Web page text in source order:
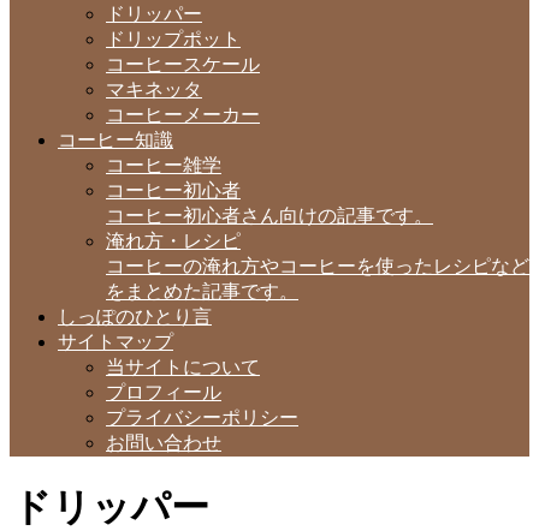
ドリッパー
ドリップポット
コーヒースケール
マキネッタ
コーヒーメーカー
コーヒー知識
コーヒー雑学
コーヒー初心者
コーヒー初心者さん向けの記事です。
淹れ方・レシピ
コーヒーの淹れ方やコーヒーを使ったレシピなど
をまとめた記事です。
しっぽのひとり言
サイトマップ
当サイトについて
プロフィール
プライバシーポリシー
お問い合わせ
ドリッパー